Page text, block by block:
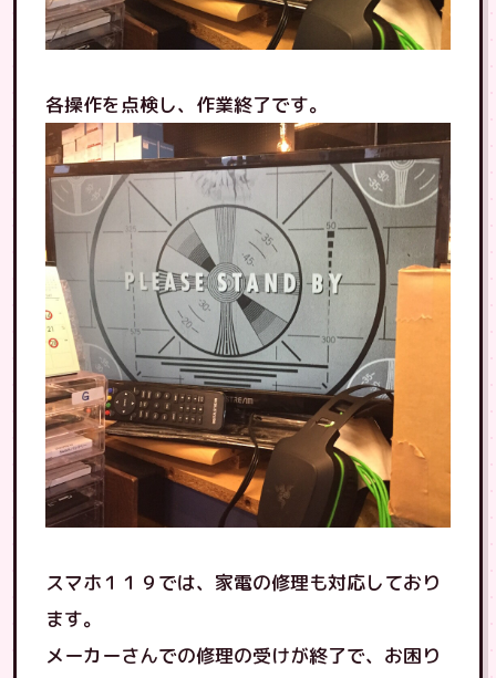
各操作を点検し、作業終了です。
スマホ１１９では、家電の修理も対応しており
ます。
メーカーさんでの修理の受けが終了で、お困り